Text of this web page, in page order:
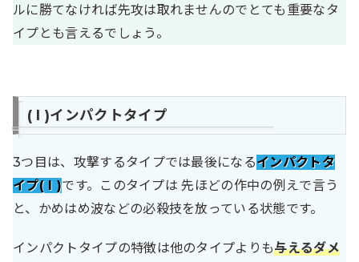
ルに勝てなければ先攻は取れませんのでとても重要なタ
イプとも言えるでしょう。
( I )インパクトタイプ
3つ目は、攻撃するタイプでは最後になるインパクトタ
イプ( I )です。このタイプは 先ほどの作中の例えで言う
と、かめはめ波などの必殺技を放っている状態です。
インパクトタイプの特徴は他のタイプよりも与えるダメ